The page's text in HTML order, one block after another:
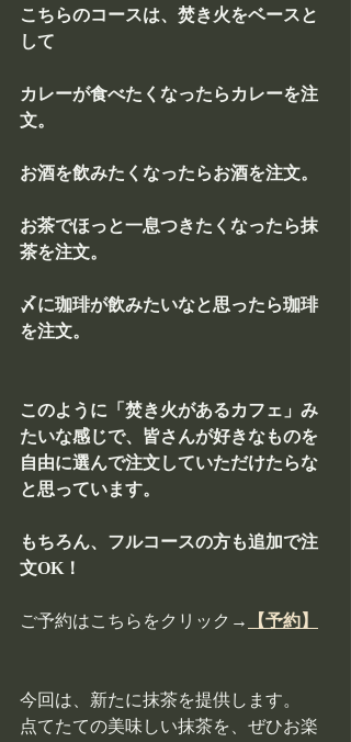
こちらのコースは、焚き火をベースと
して
カレーが食べたくなったらカレーを注
文。
お酒を飲みたくなったらお酒を注文。
お茶でほっと一息つきたくなったら抹
茶を注文。
〆に珈琲が飲みたいなと思ったら珈琲
を注文。
このように「焚き火があるカフェ」み
たいな感じで、皆さんが好きなものを
自由に選んで注文していただけたらな
と思っています。
もちろん、フルコースの方も追加で注
文OK！
ご予約はこちらをクリック→ 【予約】
今回は、新たに抹茶を提供します。
点てたての美味しい抹茶を、ぜひお楽